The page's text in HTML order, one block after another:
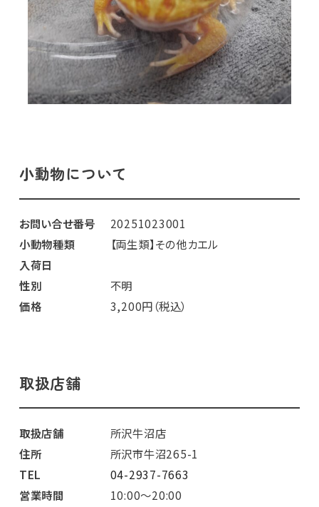
小動物について
お問い合せ番号
20251023001
小動物種類
【両生類】その他カエル
入荷日
性別
不明
価格
3,200円（税込）
取扱店舗
取扱店舗
所沢牛沼店
住所
所沢市牛沼265-1
TEL
04-2937-7663
営業時間
10:00～20:00